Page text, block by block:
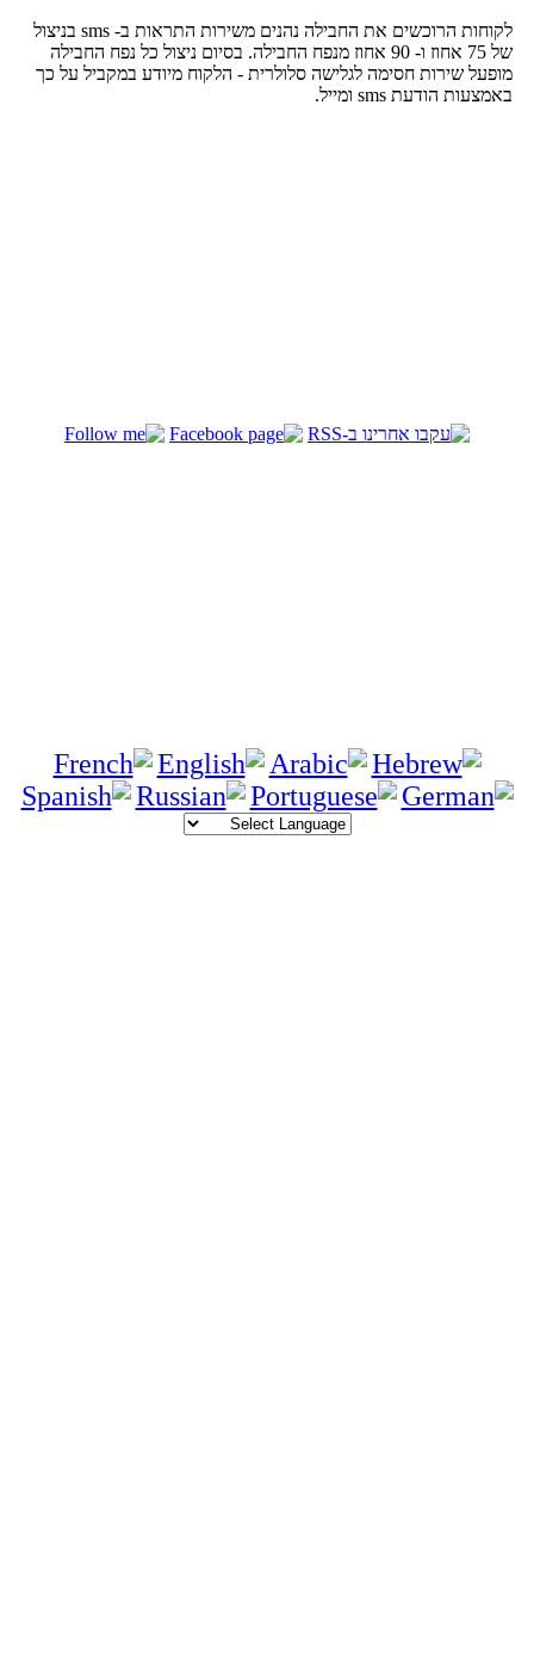
לקוחות הרוכשים את החבילה נהנים משירות התראות ב- sms בניצול
של 75 אחוז ו- 90 אחוז מנפח החבילה. בסיום ניצול כל נפח החבילה
מופעל שירות חסימה לגלישה סלולרית - הלקוח מיודע במקביל על כך
באמצעות הודעת sms ומייל.